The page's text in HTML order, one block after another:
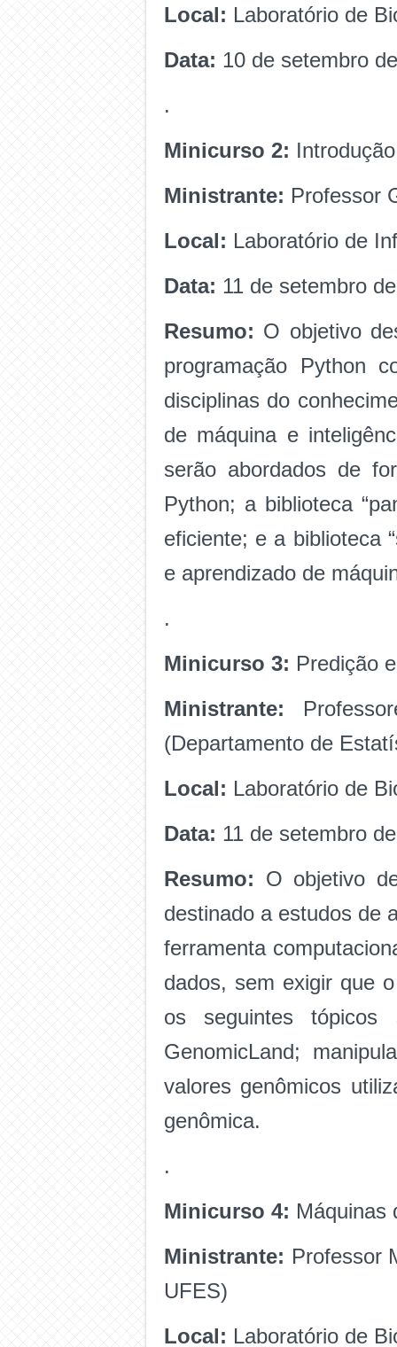
Local: Laboratório de
Data: 10 de setembro
.
Minicurso 2:
Ministrante: Professor
Local: Laboratório de
Data: 11 de setembro
Resumo: O objetivo
programação Python
disciplinas do
de máquina e
serão abordados de
Python; a biblioteca
eficiente; e a biblioteca
e aprendizado de
.
Minicurso 3: Predição
Ministrante:
(Departamento de
Local: Laboratório de
Data: 11 de setembro
Resumo: O objetivo
destinado a estudos de
ferramenta
dados, sem exigir que
os seguintes tópicos
GenomicLand;
valores genômicos
genômica.
.
Minicurso 4: Máquinas
Ministrante: Professor
UFES)
Local: Laboratório de